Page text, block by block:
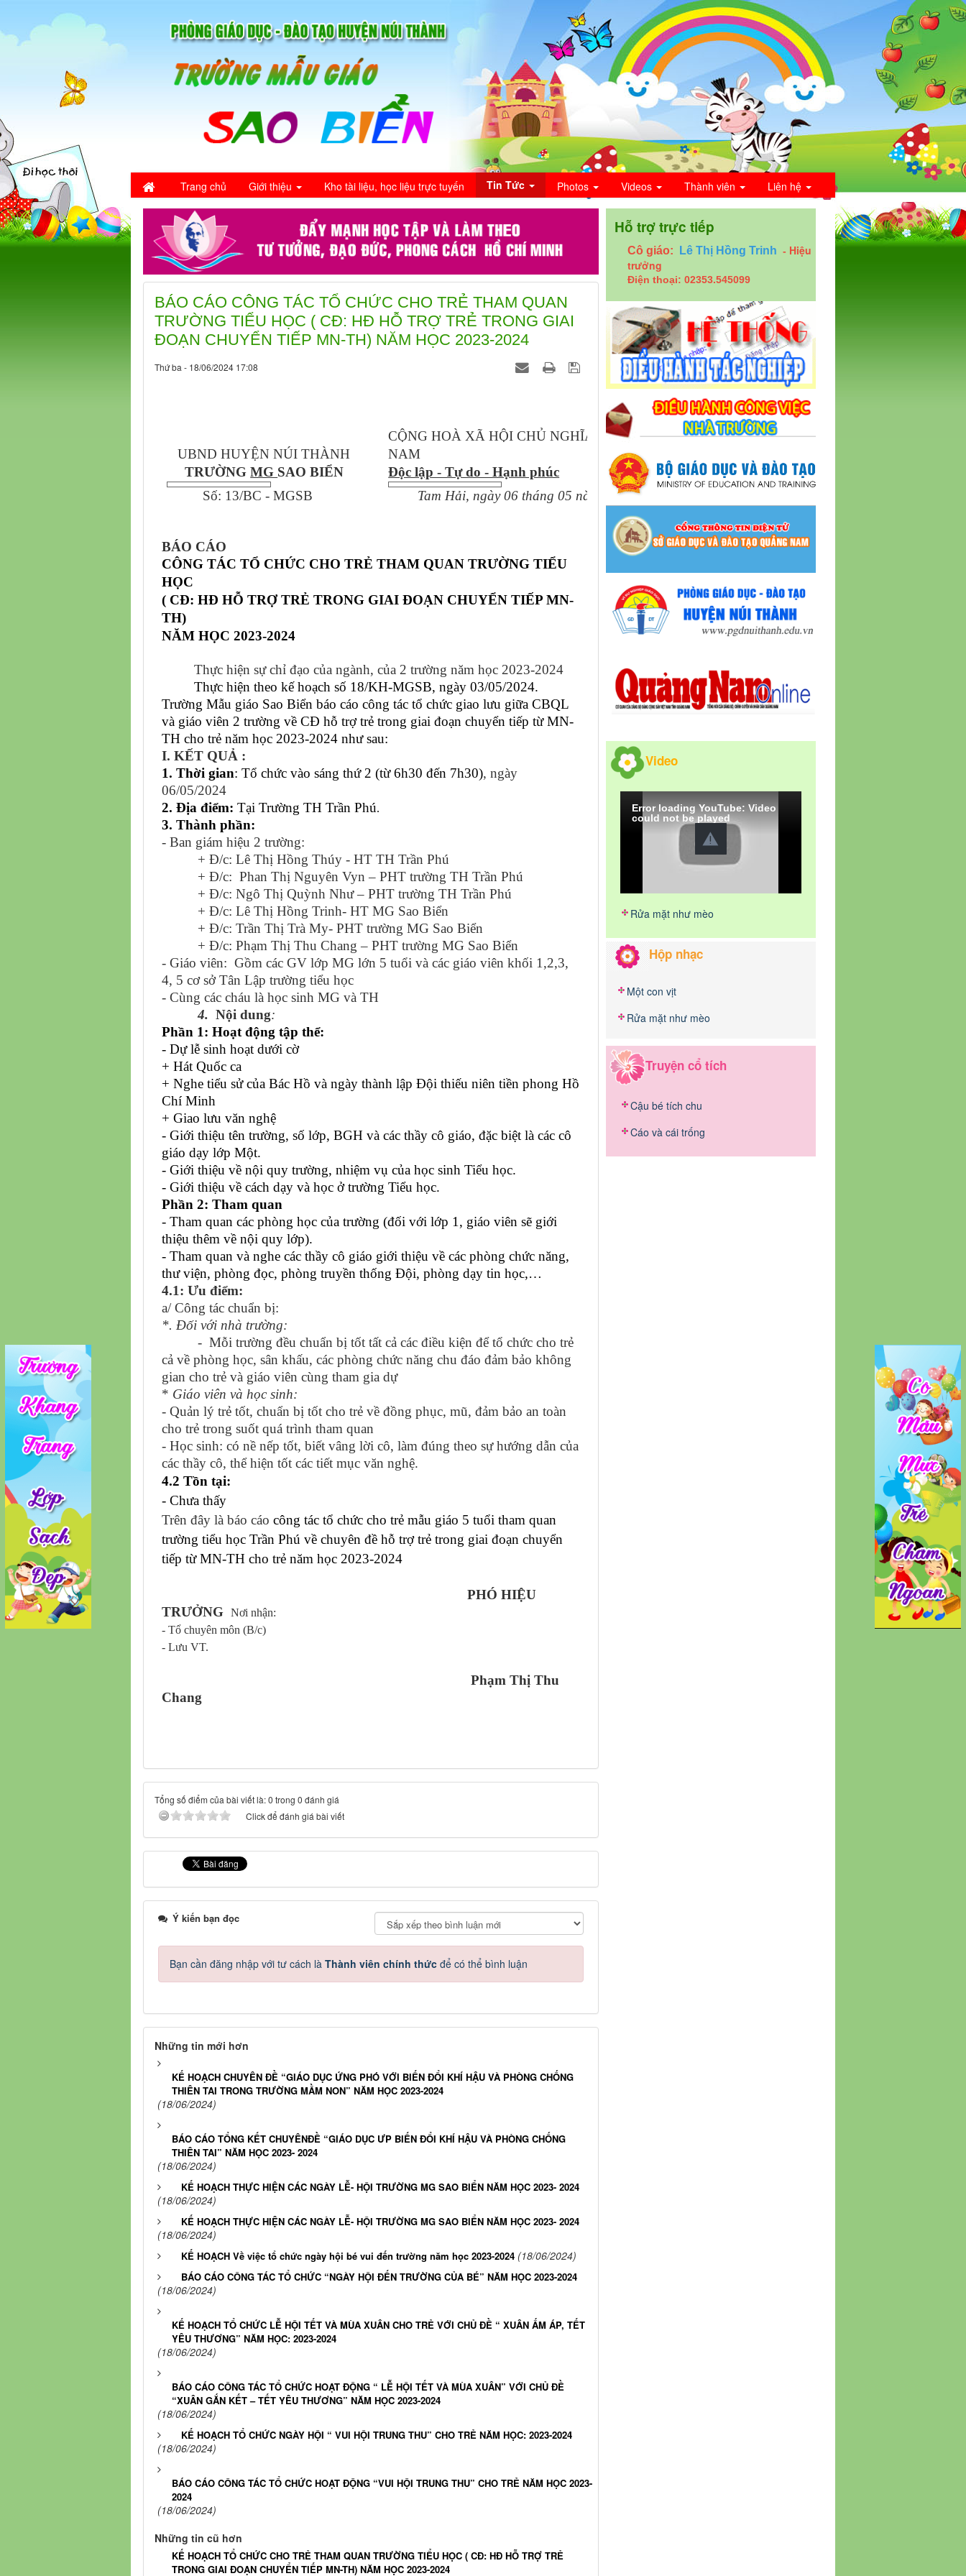
Trang chủ Giới thiệu Kho tài liệu, học liệu trực tuyến Tin Tức Photos Videos Thành viên Liên hệ
BÁO CÁO CÔNG TÁC TỔ CHỨC CHO TRẺ THAM QUAN
TRƯỜNG TIỂU HỌC ( CĐ: HĐ HỖ TRỢ TRẺ TRONG GIAI
ĐOẠN CHUYỂN TIẾP MN-TH) NĂM HỌC 2023-2024
Thứ ba - 18/06/2024 17:08
UBND HUYỆN NÚI THÀNH
TRƯỜNGMG SAO BIỂN
CỘNG HOÀ XÃ HỘI CHỦ NGHĨA VIỆT
NAM
Độc lập - Tự do - Hạnh phúc
Số: 13/BC - MGSB
Tam Hải, ngày 06 tháng 05 năm 2024
BÁO CÁO
CÔNG TÁC TỔ CHỨC CHO TRẺ THAM QUAN TRƯỜNG TIỂU
HỌC
( CĐ: HĐ HỖ TRỢ TRẺ TRONG GIAI ĐOẠN CHUYỂN TIẾP MN-
TH)
NĂM HỌC 2023-2024
Thực hiện sự chỉ đạo của ngành, của 2 trường năm học 2023-2024
Thực hiện theo kế hoạch số 18/KH-MGSB, ngày 03/05/2024.
Trường Mẫu giáo Sao Biển báo cáo công tác tổ chức giao lưu giữa CBQL
và giáo viên 2 trường về CĐ hỗ trợ trẻ trong giai đoạn chuyển tiếp từ MN-
TH cho trẻ năm học 2023-2024 như sau:
I. KẾT QUẢ :
1. Thời gian: Tổ chức vào sáng thứ 2 (từ 6h30 đến 7h30), ngày
06/05/2024
2. Địa điểm: Tại Trường TH Trần Phú.
3. Thành phần:
- Ban giám hiệu 2 trường:
+ Đ/c: Lê Thị Hồng Thúy - HT TH Trần Phú
+ Đ/c: Phan Thị Nguyên Vyn – PHT trường TH Trần Phú
+ Đ/c: Ngô Thị Quỳnh Như – PHT trường TH Trần Phú
+ Đ/c: Lê Thị Hồng Trinh- HT MG Sao Biển
+ Đ/c: Trần Thị Trà My- PHT trường MG Sao Biển
+ Đ/c: Phạm Thị Thu Chang – PHT trường MG Sao Biển
- Giáo viên: Gồm các GV lớp MG lớn 5 tuổi và các giáo viên khối 1,2,3,
4, 5 cơ sở Tân Lập trường tiểu học
- Cùng các cháu là học sinh MG và TH
4. Nội dung:
Phần 1: Hoạt động tập thể:
- Dự lễ sinh hoạt dưới cờ
+ Hát Quốc ca
+ Nghe tiểu sử của Bác Hồ và ngày thành lập Đội thiếu niên tiền phong Hồ
Chí Minh
+ Giao lưu văn nghệ
- Giới thiệu tên trường, số lớp, BGH và các thầy cô giáo, đặc biệt là các cô
giáo dạy lớp Một.
- Giới thiệu về nội quy trường, nhiệm vụ của học sinh Tiểu học.
- Giới thiệu về cách dạy và học ở trường Tiểu học.
Phần 2: Tham quan
- Tham quan các phòng học của trường (đối với lớp 1, giáo viên sẽ giới
thiệu thêm về nội quy lớp).
- Tham quan và nghe các thầy cô giáo giới thiệu về các phòng chức năng,
thư viện, phòng đọc, phòng truyền thống Đội, phòng dạy tin học,…
4.1: Ưu điểm:
a/ Công tác chuẩn bị:
*. Đối với nhà trường:
- Mỗi trường đều chuẩn bị tốt tất cả các điều kiện để tổ chức cho trẻ
cả về phòng học, sân khấu, các phòng chức năng chu đáo đảm bảo không
gian cho trẻ và giáo viên cùng tham gia dự
* Giáo viên và học sinh:
- Quản lý trẻ tốt, chuẩn bị tốt cho trẻ về đồng phục, mũ, đảm bảo an toàn
cho trẻ trong suốt quá trình tham quan
- Học sinh: có nề nếp tốt, biết vâng lời cô, làm đúng theo sự hướng dẫn của
các thầy cô, thể hiện tốt các tiết mục văn nghệ.
4.2 Tồn tại:
- Chưa thấy
Trên đây là báo cáo công tác tổ chức cho trẻ mẫu giáo 5 tuổi tham quan
trường tiểu học Trần Phú về chuyên đề hỗ trợ trẻ trong giai đoạn chuyển
tiếp từ MN-TH cho trẻ năm học 2023-2024
PHÓ HIỆU
TRƯỞNG Nơi nhận:
- Tổ chuyên môn (B/c)
- Lưu VT.
Phạm Thị Thu
Chang
Tổng số điểm của bài viết là: 0 trong 0 đánh giá
Click để đánh giá bài viết
Ý kiến bạn đọc
Bạn cần đăng nhập với tư cách là Thành viên chính thức để có thể bình luận
Những tin mới hơn
KẾ HOẠCH CHUYÊN ĐỀ “GIÁO DỤC ỨNG PHÓ VỚI BIẾN ĐỔI KHÍ HẬU VÀ PHÒNG CHỐNG
THIÊN TAI TRONG TRƯỜNG MẦM NON” NĂM HỌC 2023-2024
(18/06/2024)
BÁO CÁO TỔNG KẾT CHUYÊNĐỀ “GIÁO DỤC ƯP BIẾN ĐỔI KHÍ HẬU VÀ PHÒNG CHỐNG
THIÊN TAI” NĂM HỌC 2023- 2024
(18/06/2024)
KẾ HOẠCH THỰC HIỆN CÁC NGÀY LỄ- HỘI TRƯỜNG MG SAO BIỂN NĂM HỌC 2023- 2024
(18/06/2024)
KẾ HOẠCH THỰC HIỆN CÁC NGÀY LỄ- HỘI TRƯỜNG MG SAO BIỂN NĂM HỌC 2023- 2024
(18/06/2024)
KẾ HOẠCH Về việc tổ chức ngày hội bé vui đến trường năm học 2023-2024 (18/06/2024)
BÁO CÁO CÔNG TÁC TỔ CHỨC “NGÀY HỘI ĐẾN TRƯỜNG CỦA BÉ” NĂM HỌC 2023-2024
(18/06/2024)
KẾ HOẠCH TỔ CHỨC LỄ HỘI TẾT VÀ MÙA XUÂN CHO TRẺ VỚI CHỦ ĐỀ “ XUÂN ẤM ÁP, TẾT
YÊU THƯƠNG” NĂM HỌC: 2023-2024
(18/06/2024)
BÁO CÁO CÔNG TÁC TỔ CHỨC HOẠT ĐỘNG “ LỄ HỘI TẾT VÀ MÙA XUÂN” VỚI CHỦ ĐỀ
“XUÂN GẮN KẾT – TẾT YÊU THƯƠNG” NĂM HỌC 2023-2024
(18/06/2024)
KẾ HOẠCH TỔ CHỨC NGÀY HỘI “ VUI HỘI TRUNG THU” CHO TRẺ NĂM HỌC: 2023-2024
(18/06/2024)
BÁO CÁO CÔNG TÁC TỔ CHỨC HOẠT ĐỘNG “VUI HỘI TRUNG THU” CHO TRẺ NĂM HỌC 2023-
2024
(18/06/2024)
Những tin cũ hơn
KẾ HOẠCH TỔ CHỨC CHO TRẺ THAM QUAN TRƯỜNG TIỂU HỌC ( CĐ: HĐ HỖ TRỢ TRẺ
TRONG GIAI ĐOẠN CHUYỂN TIẾP MN-TH) NĂM HỌC 2023-2024
Hỗ trợ trực tiếp
Cô giáo: Lê Thị Hồng Trinh - Hiệu
trưởng
Điện thoại: 02353.545099
Video
Error loading YouTube: Video
could not be played
Rửa mặt như mèo
Hộp nhạc
Một con vịt
Rửa mặt như mèo
Truyện cổ tích
Cậu bé tích chu
Cáo và cái trống